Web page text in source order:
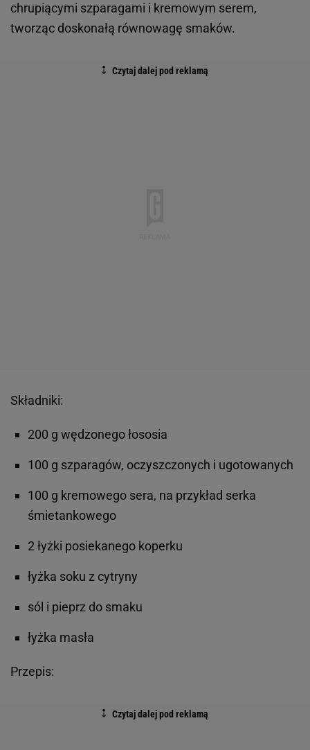
chrupiącymi szparagami i kremowym serem,
tworząc doskonałą równowagę smaków.
Składniki:
200 g wędzonego łososia
100 g szparagów, oczyszczonych i ugotowanych
100 g kremowego sera, na przykład serka
śmietankowego
2 łyżki posiekanego koperku
łyżka soku z cytryny
sól i pieprz do smaku
łyżka masła
Przepis: